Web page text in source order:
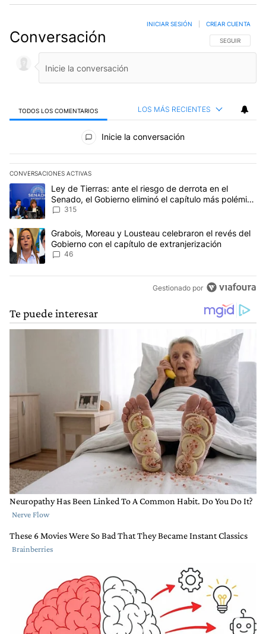
Conversación SIGA ESTA
SEGUIR
INICIAR SESIÓN CREAR CUENTA
TODOS LOS COMENTARIOS LOS MÁS RECIENTES
Todos los comentarios
Inicie la conversación
CONVERSACIONES ACTIVAS
Este listado muestra los artículos con más comentarios en los
Un artículo de tendencia con el título "Ley de Tierras: ante el
Ley de Tierras: ante el riesgo de derrota en el
Senado, el Gobierno eliminó el capítulo más polémico
del proyecto
315
Un artículo de tendencia con el título "Grabois, Moreau y
Grabois, Moreau y Lousteau celebraron el revés del
Gobierno con el capítulo de extranjerización
46
Gestionado por